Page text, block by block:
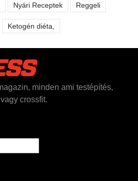
Nyári Receptek Reggeli
Ketogén diéta,
minden ami testépítés,
crossfit.